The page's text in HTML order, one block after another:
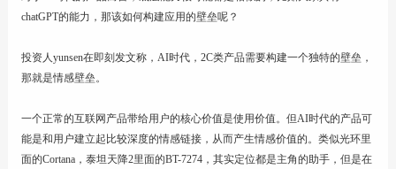
chatGPT的能力，那该如何构建应用的壁垒呢？
投资人yunsen在即刻发文称，AI时代，2C类产品需要构建一个独特的壁垒，
那就是情感壁垒。
一个正常的互联网产品带给用户的核心价值是使用价值。但AI时代的产品可
能是和用户建立起比较深度的情感链接，从而产生情感价值的。类似光环里
面的Cortana，泰坦天降2里面的BT-7274，其实定位都是主角的助手，但是在